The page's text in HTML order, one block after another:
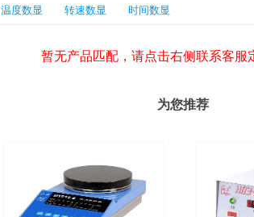
温度数显 转速数显 时间数显
暂无产品匹配，请点击右侧联系客服
为您推荐